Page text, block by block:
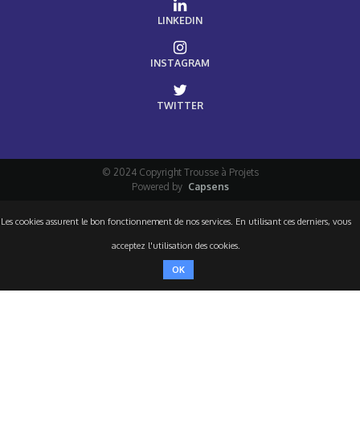
LINKEDIN
INSTAGRAM
TWITTER
© 2024 Copyright Trousse à Projets
Powered by Capsens
Les cookies assurent le bon fonctionnement de nos services. En utilisant ces derniers, vous
acceptez l'utilisation des cookies.
OK